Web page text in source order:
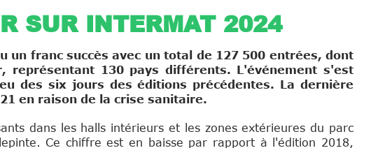
SUR INTERMAT 2024
un franc succès avec un total de 127 500 entrées, dont
représentant 130 pays différents. L'événement s'est
des six jours des éditions précédentes. La dernière
en raison de la crise sanitaire.
dans les halls intérieurs et les zones extérieures du parc
Ce chiffre est en baisse par rapport à l'édition 2018,